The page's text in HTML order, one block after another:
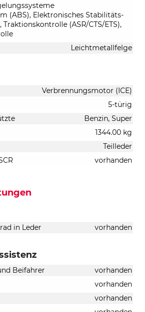
(ABS), Elektronisches Stabilitäts-
(ASR/CTS/ETS),
Leichtmetallfelge
Verbrennungsmotor (ICE)
5-türig
Benzin, Super
1344.00 kg
Teilleder
vorhanden
in Leder vorhanden
Beifahrer
vorhanden
vorhanden
vorhanden